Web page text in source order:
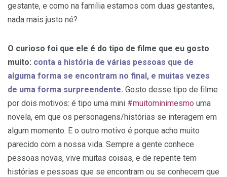
gestante, e como na família estamos com duas gestantes,
nada mais justo né?
O curioso foi que ele é do tipo de filme que eu gosto
muito: conta a história de várias pessoas que de
alguma forma se encontram no final, e muitas vezes
de uma forma surpreendente. Gosto desse tipo de filme
por dois motivos: é tipo uma mini #muitominimesmo uma
novela, em que os personagens/histórias se interagem em
algum momento. E o outro motivo é porque acho muito
parecido com a nossa vida. Sempre a gente conhece
pessoas novas, vive muitas coisas, e de repente tem
histórias e pessoas que se encontram ou se conhecem que